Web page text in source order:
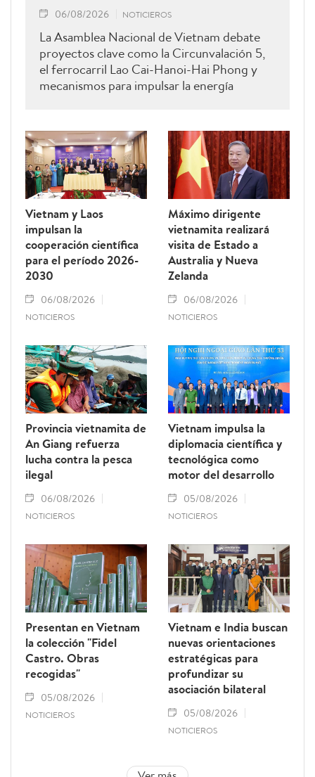
06/08/2026 NOTICIEROS
La Asamblea Nacional de Vietnam debate
proyectos clave como la Circunvalación 5,
el ferrocarril Lao Cai-Hanoi-Hai Phong y
mecanismos para impulsar la energía
Vietnam y Laos
impulsan la
cooperación científica
para el período 2026-
2030
06/08/2026
NOTICIEROS
Máximo dirigente
vietnamita realizará
visita de Estado a
Australia y Nueva
Zelanda
06/08/2026
NOTICIEROS
Provincia vietnamita de
An Giang refuerza
lucha contra la pesca
ilegal
06/08/2026
NOTICIEROS
Vietnam impulsa la
diplomacia científica y
tecnológica como
motor del desarrollo
05/08/2026
NOTICIEROS
Presentan en Vietnam
la colección "Fidel
Castro. Obras
recogidas"
05/08/2026
NOTICIEROS
Vietnam e India buscan
nuevas orientaciones
estratégicas para
profundizar su
asociación bilateral
05/08/2026
NOTICIEROS